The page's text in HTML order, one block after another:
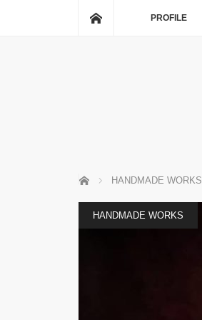
PROFILE
ホーム HANDMADE WORKS
HANDMADE WORKS